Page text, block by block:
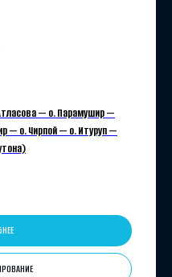
— о. Парамушир —
— о. Чирпой — о. Итуруп —